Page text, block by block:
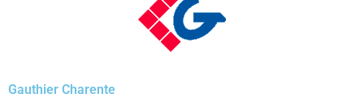
Gauthier Charente